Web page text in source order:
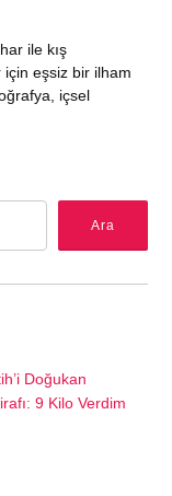
ile kış
için eşsiz bir ilham
içsel
Ara
Doğukan
9 Kilo Verdim